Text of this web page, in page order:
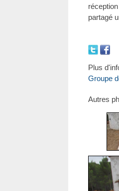
partagé
Plus
Groupe
Autres